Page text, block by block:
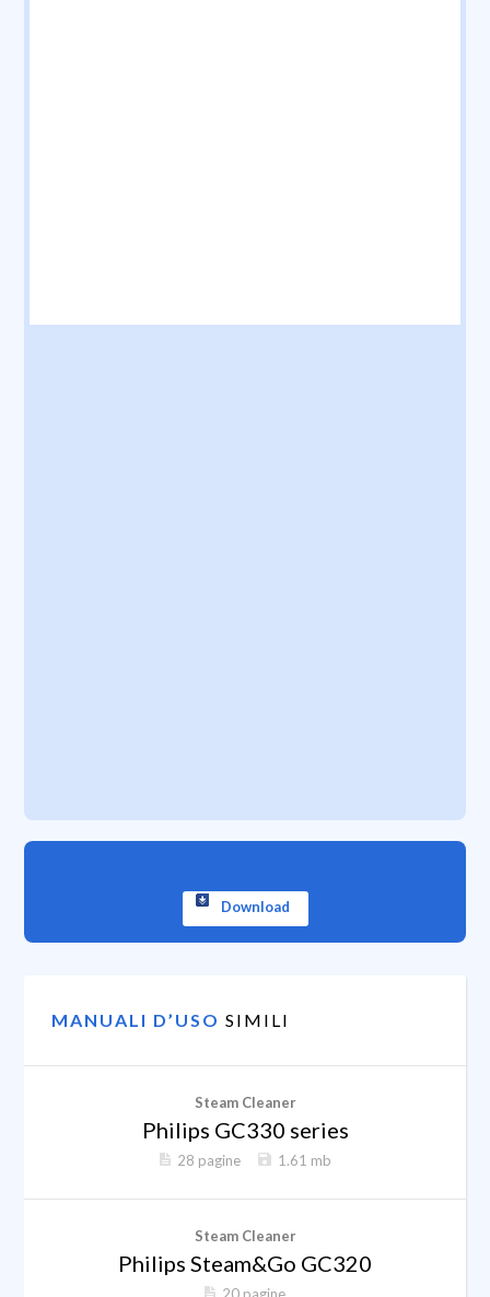
Download
MANUALI D’USO SIMILI
Steam Cleaner
Philips GC330 series
28 pagine 1.61 mb
Steam Cleaner
Philips Steam&Go GC320